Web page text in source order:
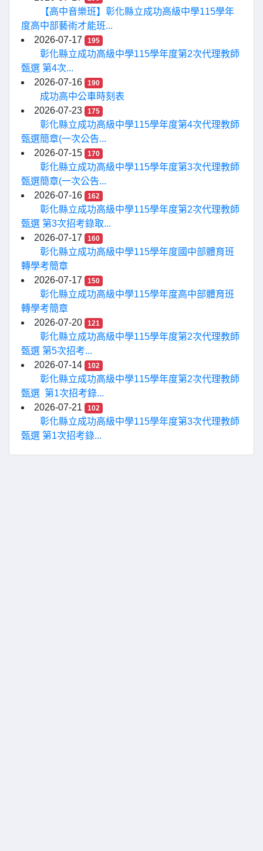
【高中音樂班】彰化縣立成功高級中學115學年
度高中部藝術才能班...
2026-07-17
195
彰化縣立成功高級中學115學年度第2次代理教師
甄選 第4次...
2026-07-16
190
成功高中公車時刻表
2026-07-23
175
彰化縣立成功高級中學115學年度第4次代理教師
甄選簡章(一次公告...
2026-07-15
170
彰化縣立成功高級中學115學年度第3次代理教師
甄選簡章(一次公告...
2026-07-16
162
彰化縣立成功高級中學115學年度第2次代理教師
甄選 第3次招考錄取...
2026-07-17
160
彰化縣立成功高級中學115學年度國中部體育班
轉學考簡章
2026-07-17
150
彰化縣立成功高級中學115學年度高中部體育班
轉學考簡章
2026-07-20
121
彰化縣立成功高級中學115學年度第2次代理教師
甄選 第5次招考...
2026-07-14
102
彰化縣立成功高級中學115學年度第2次代理教師
甄選 第1次招考錄...
2026-07-21
102
彰化縣立成功高級中學115學年度第3次代理教師
甄選 第1次招考錄...